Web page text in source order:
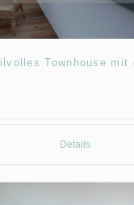
Townhouse mit
Details